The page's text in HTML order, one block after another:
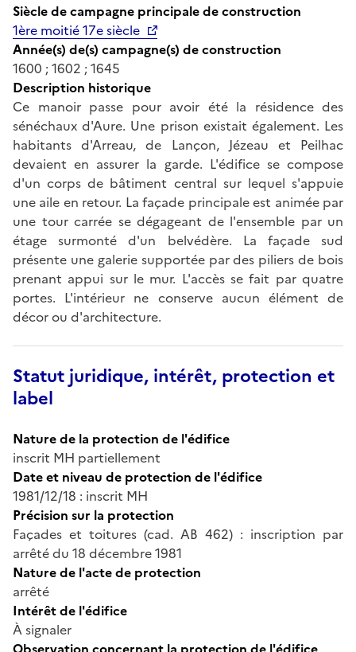
Siècle de campagne principale de construction
1ère moitié 17e siècle
Année(s) de(s) campagne(s) de construction
1600 ; 1602 ; 1645
Description historique
Ce manoir passe pour avoir été la résidence des
sénéchaux d'Aure. Une prison existait également. Les
habitants d'Arreau, de Lançon, Jézeau et Peilhac
devaient en assurer la garde. L'édifice se compose
d'un corps de bâtiment central sur lequel s'appuie
une aile en retour. La façade principale est animée par
une tour carrée se dégageant de l'ensemble par un
étage surmonté d'un belvédère. La façade sud
présente une galerie supportée par des piliers de bois
prenant appui sur le mur. L'accès se fait par quatre
portes. L'intérieur ne conserve aucun élément de
décor ou d'architecture.
Statut juridique, intérêt, protection et
label
Nature de la protection de l'édifice
inscrit MH partiellement
Date et niveau de protection de l'édifice
1981/12/18 : inscrit MH
Précision sur la protection
Façades et toitures (cad. AB 462) : inscription par
arrêté du 18 décembre 1981
Nature de l'acte de protection
arrêté
Intérêt de l'édifice
À signaler